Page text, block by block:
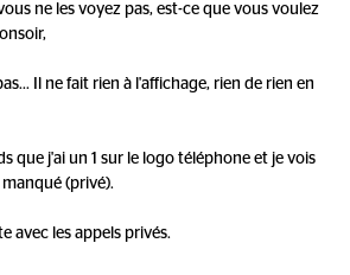
ne les voyez pas, est-ce que vous voulez
Il ne fait rien à l'affichage, rien de rien en
que j'ai un 1 sur le logo téléphone et je vois
(privé).
avec les appels privés.